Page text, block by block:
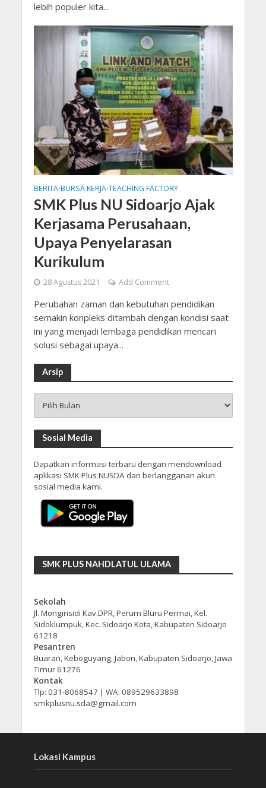
lebih populer kita...
BERITA•BURSA KERJA•TEACHING FACTORY
SMK Plus NU Sidoarjo Ajak
Kerjasama Perusahaan,
Upaya Penyelarasan
Kurikulum
28 Agustus 2021 Add Comment
Perubahan zaman dan kebutuhan pendidikan
semakin konpleks ditambah dengan kondisi saat
ini yang menjadi lembaga pendidikan mencari
solusi sebagai upaya...
Arsip
Sosial Media
Dapatkan informasi terbaru dengan mendownload
aplikasi SMK Plus NUSDA dan berlangganan akun
sosial media kami.
SMK PLUS NAHDLATUL ULAMA
Sekolah
Jl. Monginsidi Kav.DPR, Perum Bluru Permai, Kel.
Sidoklumpuk, Kec. Sidoarjo Kota, Kabupaten Sidoarjo
61218
Pesantren
Buaran, Keboguyang, Jabon, Kabupaten Sidoarjo, Jawa
Timur 61276
Kontak
Tlp: 031-8068547 | WA: 089529633898
smkplusnu.sda@gmail.com
Lokasi Kampus